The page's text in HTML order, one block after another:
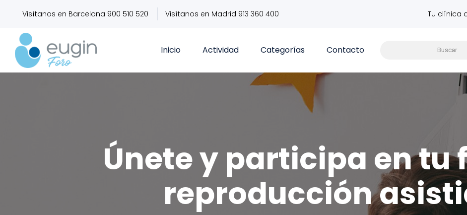
Visítanos en Barcelona 900 510 520 Visítanos en Madrid 913 360 400 Tu clínica
Inicio Actividad Categorías Contacto
Únete y participa en tu
reproducción